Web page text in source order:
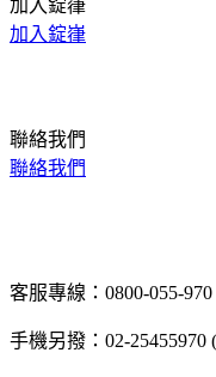
加入錠嵂
加入錠嵂
聯絡我們
聯絡我們
客服專線：0800-055-970
手機另撥：02-25455970